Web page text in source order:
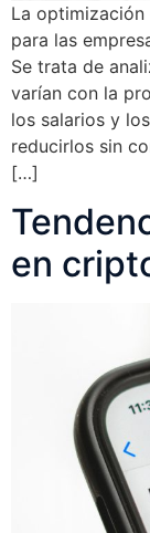
La
para las
Se trata de
varían con la
los salarios y
reducirlos sin
[…]
en